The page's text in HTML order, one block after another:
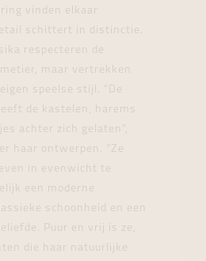
vinden elkaar
schittert in distinctie.
respecteren de
maar vertrekken
speelse stijl. “De
de kastelen, harems
achter zich gelaten”,
haar ontwerpen. “Ze
in evenwicht te
een moderne
schoonheid en een
Puur en vrij is ze,
die haar natuurlijke